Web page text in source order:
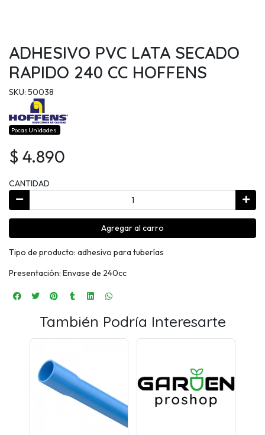
ADHESIVO PVC LATA SECADO
RAPIDO 240 CC HOFFENS
SKU: 50038
Pocas Unidades.
$ 4.890
CANTIDAD
Agregar al carro
Tipo de producto: adhesivo para tuberías
Presentación: Envase de 240cc
También Podría Interesarte